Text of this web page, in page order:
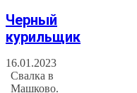
Черный
курильщик
16.01.2023
Свалка в
Машково.